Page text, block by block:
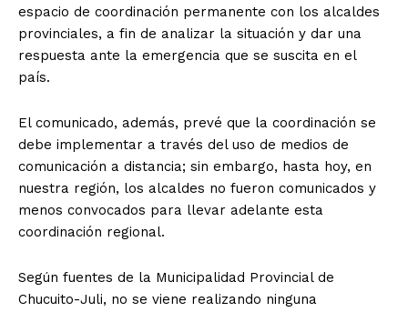
espacio de coordinación permanente con los alcaldes
provinciales, a fin de analizar la situación y dar una
respuesta ante la emergencia que se suscita en el
país.
El comunicado, además, prevé que la coordinación se
debe implementar a través del uso de medios de
comunicación a distancia; sin embargo, hasta hoy, en
nuestra región, los alcaldes no fueron comunicados y
menos convocados para llevar adelante esta
coordinación regional.
Según fuentes de la Municipalidad Provincial de
Chucuito-Juli, no se viene realizando ninguna